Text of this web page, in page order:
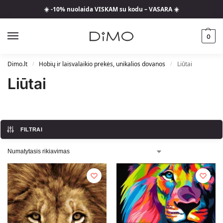
☀️ -10% nuolaida VISKAM su kodu – VASARA ☀️
0
Dimo.lt / Hobių ir laisvalaikio prekės, unikalios dovanos / Liūtai
Liūtai
FILTRAI